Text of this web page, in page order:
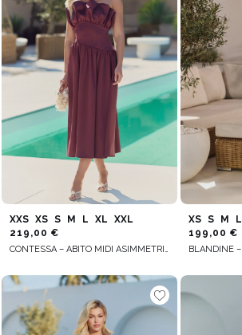
XXS XS S M L XL
XXL
219,00 €
CONTESSA – ABITO MIDI ASIMMETRICO BORDEAUX SCURO
XS S M L
199,00 €